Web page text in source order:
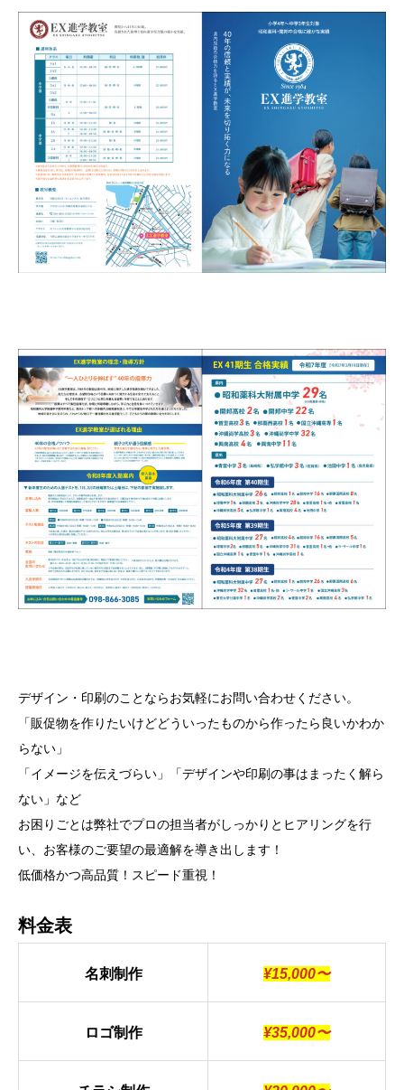
デザイン・印刷のことならお気軽にお問い合わせください。
「販促物を作りたいけどどういったものから作ったら良いかわか
らない」
「イメージを伝えづらい」「デザインや印刷の事はまったく解ら
ない」など
お困りごとは弊社でプロの担当者がしっかりとヒアリングを行
い、お客様のご要望の最適解を導き出します！
低価格かつ高品質！スピード重視！
料金表
名刺制作 ¥15,000〜
ロゴ制作 ¥35,000〜